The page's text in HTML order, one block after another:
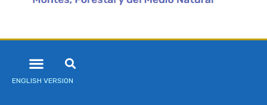
ENGLISH VERSION